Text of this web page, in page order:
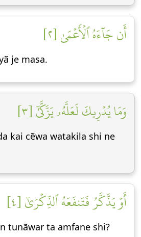
أَن جَآءَهُ ٱلۡأَعۡمَىٰ [٢]
je masa.
وَمَا يُدۡرِيكَ لَعَلَّهُۥ يَزَّكَّىٰٓ [٣]
kai cẽwa watakila shi ne
أَوۡ يَذَّكَّرُ فَتَنفَعَهُ ٱلذِّكۡرَىٰٓ [٤]
tunãwar ta amfane shi?